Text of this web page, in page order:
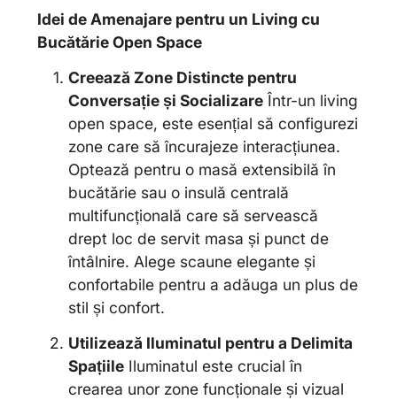
Idei de Amenajare pentru un Living cu
Bucătărie Open Space
Creează Zone Distincte pentru
Conversație și Socializare Într-un living
open space, este esențial să configurezi
zone care să încurajeze interacțiunea.
Optează pentru o masă extensibilă în
bucătărie sau o insulă centrală
multifuncțională care să servească
drept loc de servit masa și punct de
întâlnire. Alege scaune elegante și
confortabile pentru a adăuga un plus de
stil și confort.
Utilizează Iluminatul pentru a Delimita
Spațiile Iluminatul este crucial în
crearea unor zone funcționale și vizual